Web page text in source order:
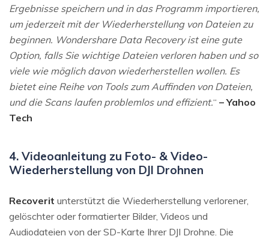
Ergebnisse speichern und in das Programm importieren,
um jederzeit mit der Wiederherstellung von Dateien zu
beginnen. Wondershare Data Recovery ist eine gute
Option, falls Sie wichtige Dateien verloren haben und so
viele wie möglich davon wiederherstellen wollen. Es
bietet eine Reihe von Tools zum Auffinden von Dateien,
und die Scans laufen problemlos und effizient.“ – Yahoo
Tech
4. Videoanleitung zu Foto- & Video-
Wiederherstellung von DJI Drohnen
Recoverit unterstützt die Wiederherstellung verlorener,
gelöschter oder formatierter Bilder, Videos und
Audiodateien von der SD-Karte Ihrer DJI Drohne. Die